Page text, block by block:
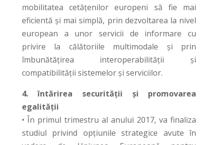
mobilitatea cetățenilor europeni să fie mai
eficientă și mai simplă, prin dezvoltarea la nivel
european a unor servicii de informare cu
privire la călătoriile multimodale și prin
îmbunătățirea interoperabilității și
compatibilității sistemelor și serviciilor.
4. întărirea securității și promovarea
egalității
• În primul trimestru al anului 2017, va finaliza
studiul privind opțiunile strategice avute în